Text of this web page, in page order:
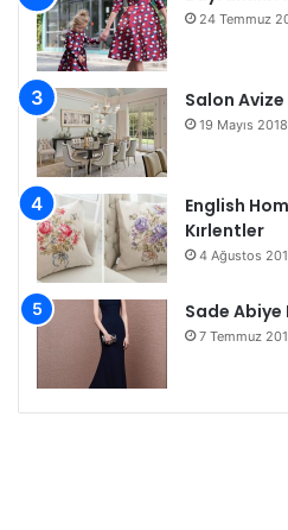
24 Temmuz
Salon
19 Mayıs 2018
English
Kırlentler
4 Ağustos
Sade
7 Temmuz